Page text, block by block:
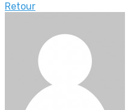
Retour